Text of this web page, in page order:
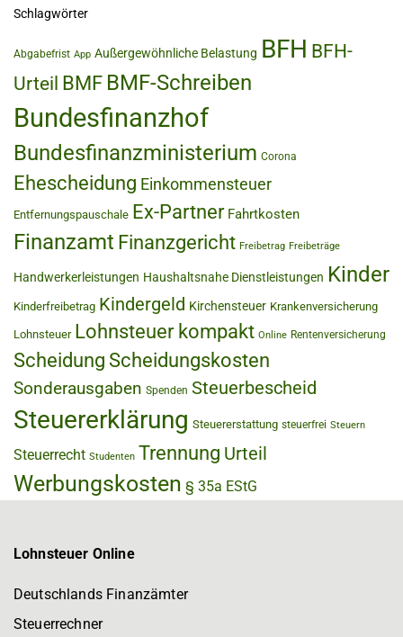
Schlagwörter
Abgabefrist App Außergewöhnliche Belastung BFH BFH-
Urteil BMF BMF-Schreiben
Bundesfinanzhof
Bundesfinanzministerium Corona
Ehescheidung Einkommensteuer
Entfernungspauschale Ex-Partner Fahrtkosten
Finanzamt Finanzgericht Freibetrag Freibeträge
Handwerkerleistungen Haushaltsnahe Dienstleistungen Kinder
Kinderfreibetrag Kindergeld Kirchensteuer Krankenversicherung
Lohnsteuer Lohnsteuer kompakt Online Rentenversicherung
Scheidung Scheidungskosten
Sonderausgaben Spenden Steuerbescheid
Steuererklärung Steuererstattung steuerfrei Steuern
Steuerrecht Studenten Trennung Urteil
Werbungskosten § 35a EStG
Lohnsteuer Online
Deutschlands Finanzämter
Steuerrechner